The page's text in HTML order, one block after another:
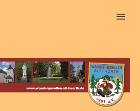
MENU